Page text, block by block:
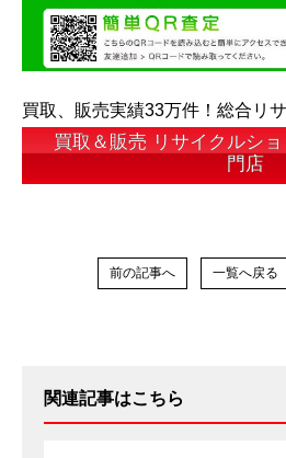
買取、販売実績33万件！総合リ
買取＆販売 リサイクルシ
門店
前の記事へ 一覧へ戻る
関連記事はこちら